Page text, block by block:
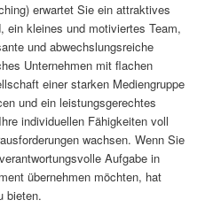
erwartet Sie ein attraktives
ein kleines und motiviertes Team,
und abwechslungsreiche
Unternehmen mit flachen
einer starken Mediengruppe
und ein leistungsgerechtes
individuellen Fähigkeiten voll
wachsen. Wenn Sie
Aufgabe in
übernehmen möchten, hat
bieten.